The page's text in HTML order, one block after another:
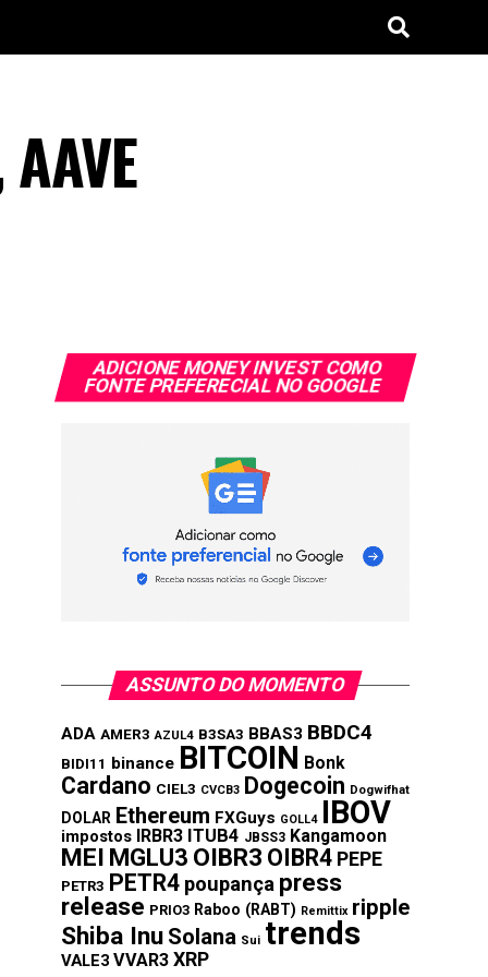
ADICIONE MONEY INVEST COMO
FONTE PREFERECIAL NO GOOGLE
ASSUNTO DO MOMENTO
ADA AMER3 AZUL4 B3SA3 BBAS3 BBDC4
BIDI11 binance BITCOIN Bonk
Cardano CIEL3 CVCB3 Dogecoin Dogwifhat
DOLAR Ethereum FXGuys GOLL4 IBOV
impostos IRBR3 ITUB4 JBSS3 Kangamoon
MEI MGLU3 OIBR3 OIBR4 PEPE
PETR3 PETR4 poupança press
release PRIO3 Raboo (RABT) Remittix ripple
Shiba Inu Solana Sui trends
VALE3 VVAR3 XRP